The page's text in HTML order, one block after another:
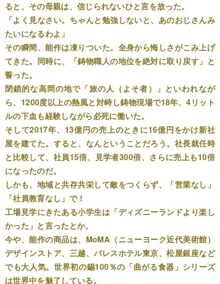
ると、その母親は、信じられないひと言を放った。
「よく見なさい。ちゃんと勉強しないと、あのおじさんみ
たいになるわよ」
その瞬間、能作は凍りついた。全身から悔しさがこみ上げ
てきた。同時に、「鋳物職人の地位を絶対に取り戻す」と
誓った。
閉鎖的な高岡の地で「旅の人（よそ者）」といわれなが
ら、1200度以上の熱風と対峙し鋳物現場で18年、4リット
ルの下血も経験しながら必死に働いた。
そして2017年、13億円の売上のときに16億円をかけ新社
屋を建てた。すると、なんということだろう。社長就任時
と比較して、社員15倍、見学者300倍、さらに売上も10倍
になったのだ。
しかも、地域と共存共栄して敵をつくらず、「営業なし」
「社員教育なし」で！
工場見学にきたある小学生は「ディズニーランドより楽し
かった」と言ったとか。
今や、能作の商品は、MoMA（ニューヨーク近代美術館）
デザインストア、三越、パレスホテル東京、松屋銀座など
でも大人気。世界初の錫100％の「曲がる食器」シリーズ
は世界中を魅了している。